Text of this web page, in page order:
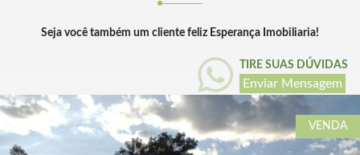
Seja você também um cliente feliz Esperança Imobiliaria!
TIRE SUAS DÚVIDAS
Enviar Mensagem
VENDA